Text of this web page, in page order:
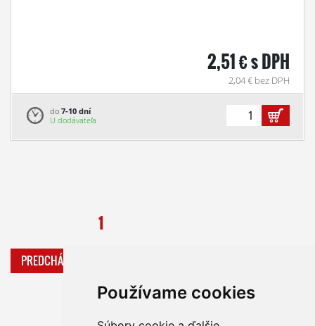
Používame cookies
2,51 € s DPH
2,04 € bez DPH
do 7-10 dní
U dodávateľa
PREDCHÁDZAJÚCA
1